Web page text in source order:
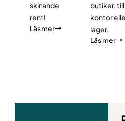
skinande
rent!
Läs mer
butiker, till
kontor
lager.
Läs mer